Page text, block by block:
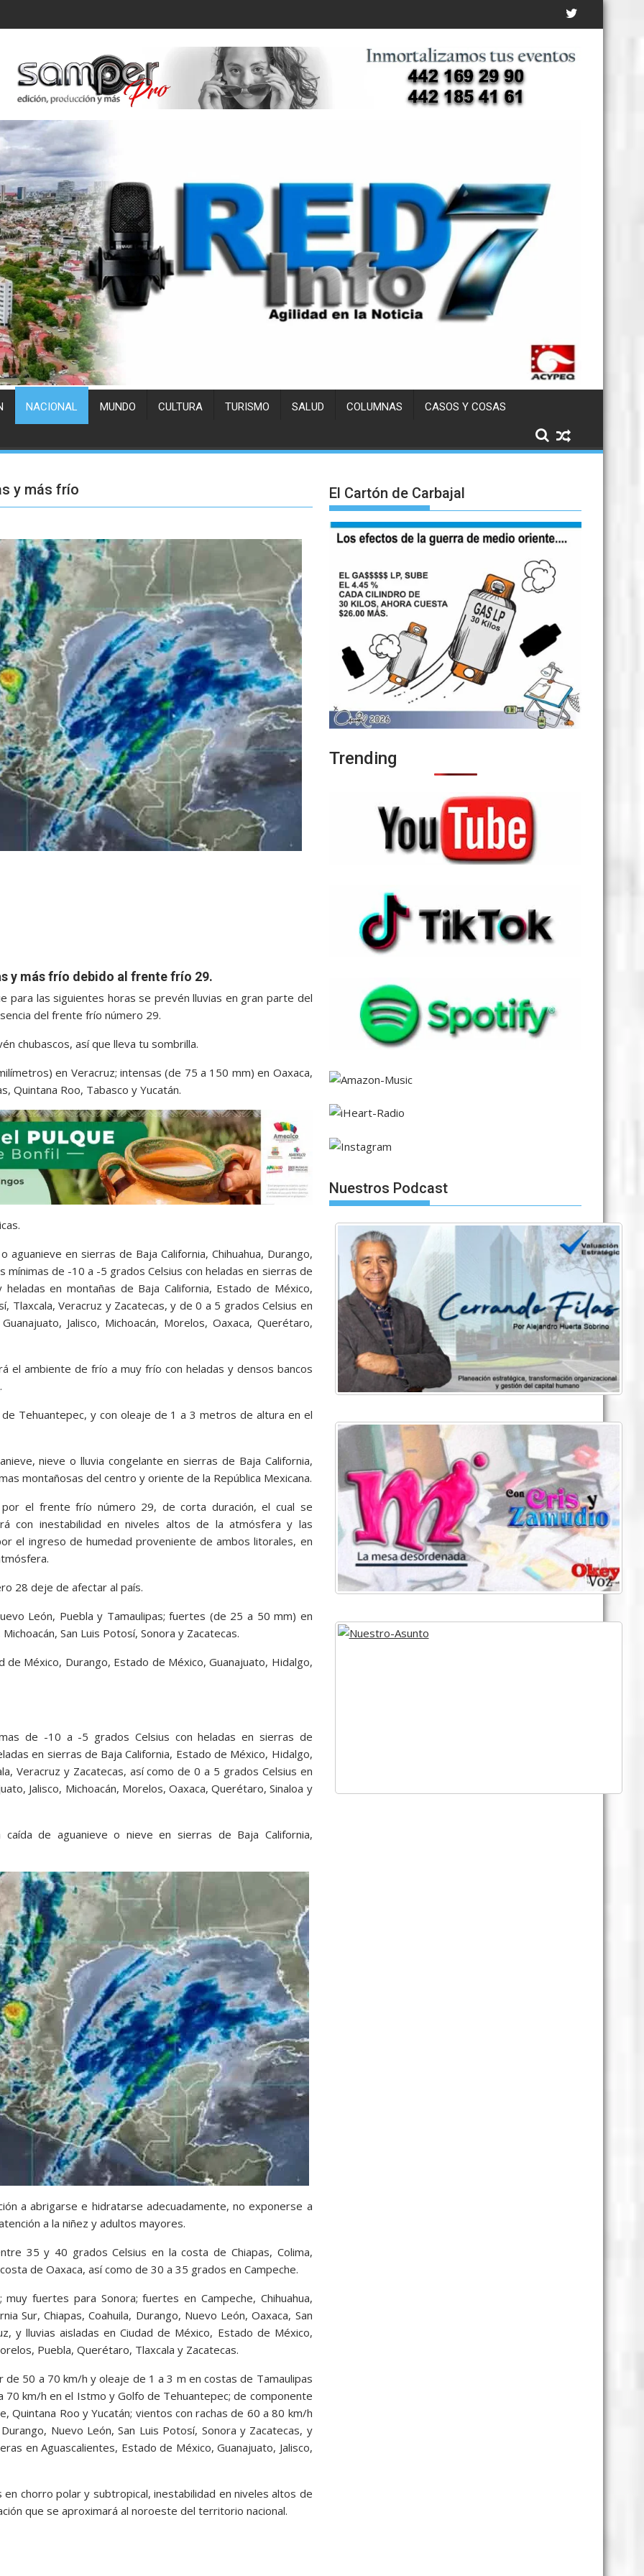
NACIONAL MUNDO CULTURA TURISMO SALUD COLUMNAS CASOS Y COSAS
y más frío
y más frío debido al frente frío 29.
para las siguientes horas se prevén lluvias en gran parte del
del frente frío número 29.
chubascos, así que lleva tu sombrilla.
en Veracruz; intensas (de 75 a 150 mm) en Oaxaca,
Quintana Roo, Tabasco y Yucatán.
en sierras de Baja California, Chihuahua, Durango,
de -10 a -5 grados Celsius con heladas en sierras de
en montañas de Baja California, Estado de México,
Tlaxcala, Veracruz y Zacatecas, y de 0 a 5 grados Celsius en
Jalisco, Michoacán, Morelos, Oaxaca, Querétaro,
el ambiente de frío a muy frío con heladas y densos bancos
.
Tehuantepec, y con oleaje de 1 a 3 metros de altura en el
nieve o lluvia congelante en sierras de Baja California,
montañosas del centro y oriente de la República Mexicana.
el frente frío número 29, de corta duración, el cual se
con inestabilidad en niveles altos de la atmósfera y las
el ingreso de humedad proveniente de ambos litorales, en
28 deje de afectar al país.
León, Puebla y Tamaulipas; fuertes (de 25 a 50 mm) en
San Luis Potosí, Sonora y Zacatecas.
de México, Durango, Estado de México, Guanajuato, Hidalgo,
de -10 a -5 grados Celsius con heladas en sierras de
en sierras de Baja California, Estado de México, Hidalgo,
Veracruz y Zacatecas, así como de 0 a 5 grados Celsius en
Jalisco, Michoacán, Morelos, Oaxaca, Querétaro, Sinaloa y
de aguanieve o nieve en sierras de Baja California,
a abrigarse e hidratarse adecuadamente, no exponerse a
a la niñez y adultos mayores.
35 y 40 grados Celsius en la costa de Chiapas, Colima,
de Oaxaca, así como de 30 a 35 grados en Campeche.
fuertes para Sonora; fuertes en Campeche, Chihuahua,
Sur, Chiapas, Coahuila, Durango, Nuevo León, Oaxaca, San
y lluvias aisladas en Ciudad de México, Estado de México,
Puebla, Querétaro, Tlaxcala y Zacatecas.
50 a 70 km/h y oleaje de 1 a 3 m en costas de Tamaulipas
km/h en el Istmo y Golfo de Tehuantepec; de componente
Quintana Roo y Yucatán; vientos con rachas de 60 a 80 km/h
Nuevo León, San Luis Potosí, Sonora y Zacatecas, y
en Aguascalientes, Estado de México, Guanajuato, Jalisco,
chorro polar y subtropical, inestabilidad en niveles altos de
que se aproximará al noroeste del territorio nacional.
El Cartón de Carbajal
Trending
Nuestros Podcast